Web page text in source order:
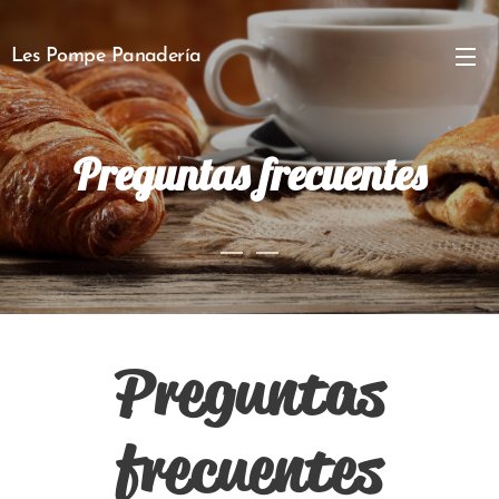
Les Pompe Panadería
Preguntas frecuentes
Preguntas
frecuentes